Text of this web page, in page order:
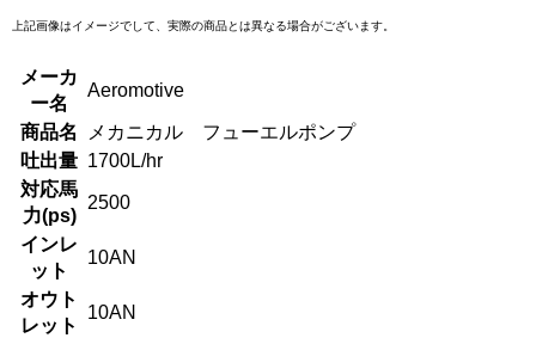
上記画像はイメージでして、実際の商品とは異なる場合がございます。
メーカ
ー名
Aeromotive
商品名
メカニカル フューエルポンプ
吐出量 1700L/hr
対応馬
力(ps)
2500
インレ
ット
10AN
オウト
レット
10AN